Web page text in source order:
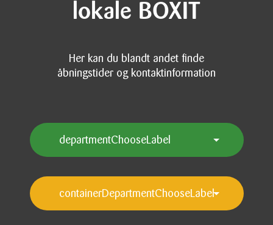
lokale BOXIT
Her kan du blandt andet finde
åbningstider og kontaktinformation